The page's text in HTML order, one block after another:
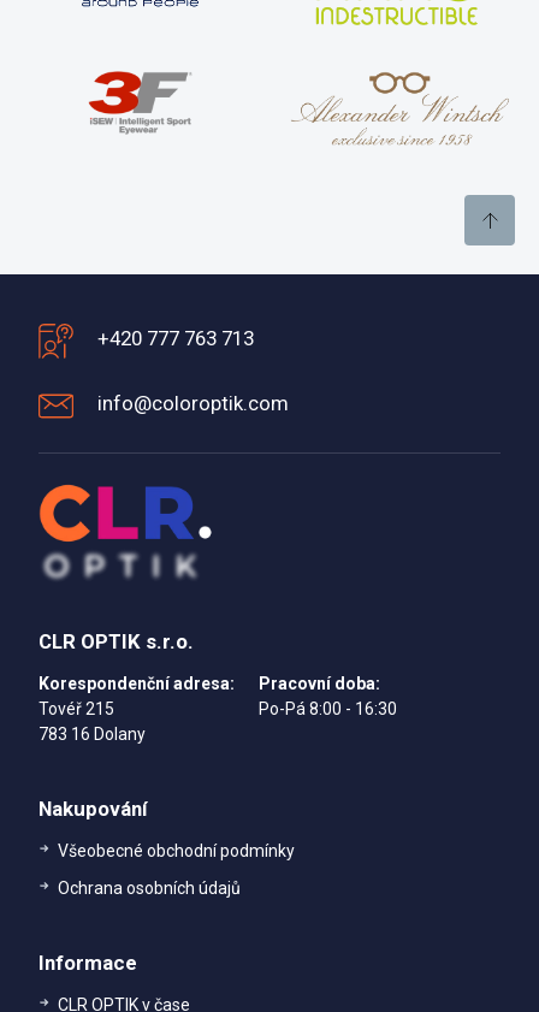
+420 777 763 713
info@coloroptik.com
CLR OPTIK s.r.o.
Korespondenční adresa:
Tovéř 215
783 16 Dolany
Pracovní doba:
Po-Pá 8:00 - 16:30
Nakupování
Všeobecné obchodní podmínky
Ochrana osobních údajů
Informace
CLR OPTIK v čase